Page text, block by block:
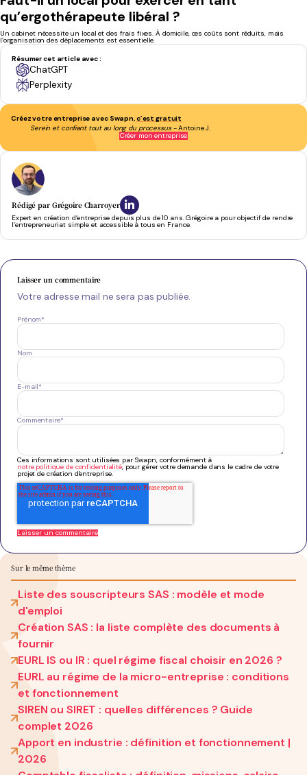
qu’ergothérapeute libéral ?
Un cabinet nécessite un local et des frais fixes. À domicile, ces coûts sont réduits, mais
l’organisation des déplacements est essentielle.
Résumer cet article avec :
ChatGPT
Perplexity
Créez votre entreprise avec Swapn,c’est gratuit
Serein et confiant tout au long du processus- Antoine J.
Créer mon entreprise
Rédigé par Grégoire Charroyer
Expert en création d’entreprise depuis plus de 10 ans. Grégoire a pour objectif de rendre
l’entrepreneuriat simple et accessible à tous en France.
Laisser un commentaire
Votre adresse mail ne sera pas publiée.
Prénom*
Nom
E-mail*
Commentaire*
Ces informations sont utilisées par Swapn, conformément à
notre politique de confidentialité, pour gérer votre demande dans le cadre de votre
projet de création d'entreprise.
Sur le même thème
Liste des souscripteurs SAS : modèle et mode
d'emploi
Création SAS : la liste complète des documents à
fournir
EURL IS ou IR : quel régime fiscal choisir en 2026 ?
EURL au régime de la micro-entreprise : conditions
et fonctionnement
SIREN ou SIRET : quelles différences ? Guide
complet 2026
Apport en industrie : définition et fonctionnement |
2026